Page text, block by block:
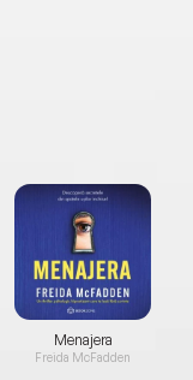
Menajera
Freida McFadden